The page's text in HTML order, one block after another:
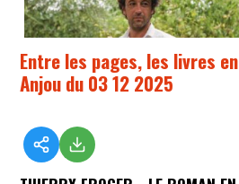
Entre les pages, les livres en
Anjou du 03 12 2025